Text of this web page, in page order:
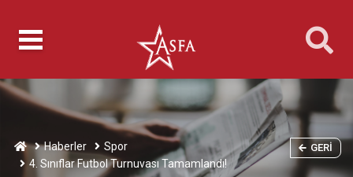
Haberler
Spor
4. Sınıflar Futbol Turnuvası Tamamlandı!
GERI